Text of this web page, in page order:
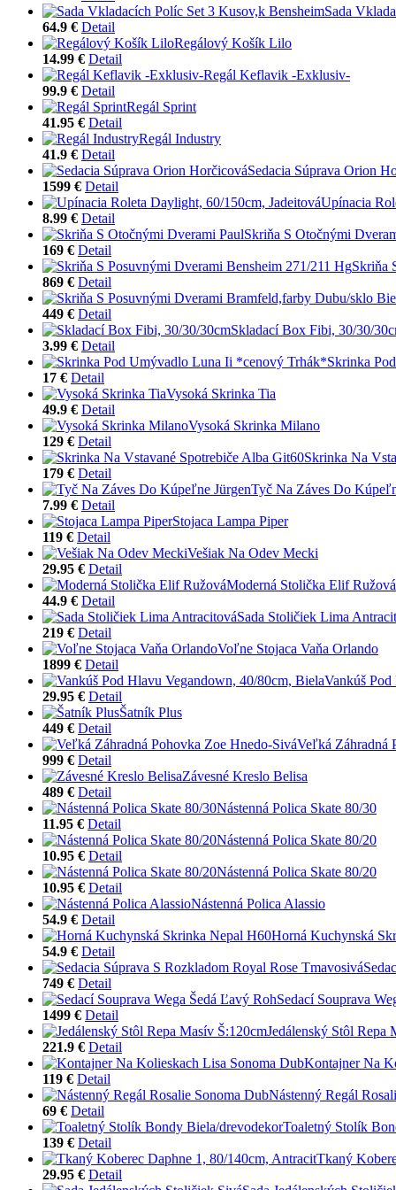
Sada
64.9 € Detail
Regálový Košík Lilo
14.99 € Detail
Regál Keflavik -Exklusiv-
99.9 € Detail
Regál Sprint
41.95 € Detail
Regál Industry
41.9 € Detail
Sedacia Súprava Orion
1599 € Detail
Upínacia
8.99 € Detail
Skriňa S Otočnými
169 € Detail
Skriňa
869 € Detail
449 € Detail
Skladací Box Fibi, 30/30/
3.99 € Detail
Skrinka
17 € Detail
Vysoká Skrinka Tia
49.9 € Detail
Vysoká Skrinka Milano
129 € Detail
Skrinka Na
179 € Detail
Tyč Na Záves Do
7.99 € Detail
Stojaca Lampa Piper
119 € Detail
Vešiak Na Odev Mecki
29.95 € Detail
Moderná Stolička Elif Ružová
44.9 € Detail
Sada Stoličiek Lima
219 € Detail
Voľne Stojaca Vaňa Orlando
1899 € Detail
Vankúš
29.95 € Detail
Šatník Plus
449 € Detail
Veľká Záhradná
999 € Detail
Závesné Kreslo Belisa
489 € Detail
Nástenná Polica Skate 80/30
11.95 € Detail
Nástenná Polica Skate 80/20
10.95 € Detail
Nástenná Polica Skate 80/20
10.95 € Detail
Nástenná Polica Alassio
54.9 € Detail
Horná Kuchynská
54.9 € Detail
749 € Detail
Sedací Souprava
1499 € Detail
Jedálenský Stôl Repa
221.9 € Detail
Kontajner Na
119 € Detail
Nástenný Regál
69 € Detail
Toaletný Stolík
139 € Detail
Tkaný
29.95 € Detail